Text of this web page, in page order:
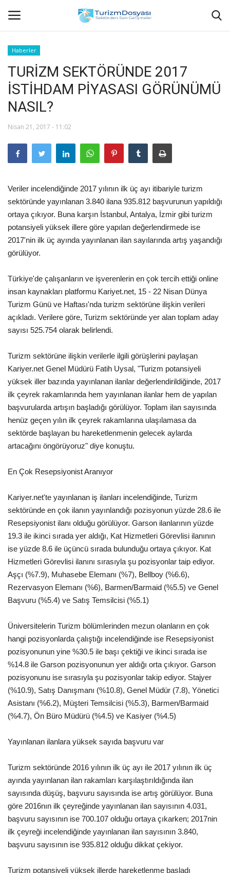
Anasayfa
Bize Ulaşın
Künye
Halil ÖNCÜ kimdir?
Haberler
Görüntülü
Araştırma - İnceleme
Lezzet Durakları
Röportajlar
Gezi - Yorum
Sizlerden Gelenler
Yorumlar
Video Tanıtım
Köşe Yazarları
Haberler
TURİZM SEKTÖRÜNDE 2017
İSTİHDAM PİYASASI GÖRÜNÜMÜ
NASIL?
Nisan 21, 2017 - 11:02
Veriler incelendiğinde 2017 yılının ilk üç ayı itibariyle turizm
sektöründe yayınlanan 3.840 ilana 935.812 başvurunun yapıldığı
ortaya çıkıyor. Buna karşın İstanbul, Antalya, İzmir gibi turizm
potansiyeli yüksek illere göre yapılan değerlendirmede ise
2017'nin ilk üç ayında yayınlanan ilan sayılarında artış yaşandığı
görülüyor.
Türkiye'de çalışanların ve işverenlerin en çok tercih ettiği online
insan kaynakları platformu Kariyet.net, 15 - 22 Nisan Dünya
Turizm Günü ve Haftası'nda turizm sektörüne ilişkin verileri
açıkladı. Verilere göre, Turizm sektöründe yer alan toplam aday
sayısı 525.754 olarak belirlendi.
Turizm sektörüne ilişkin verilerle ilgili görüşlerini paylaşan
Kariyer.net Genel Müdürü Fatih Uysal, "Turizm potansiyeli
yüksek iller bazında yayınlanan ilanlar değerlendirildiğinde, 2017
ilk çeyrek rakamlarında hem yayınlanan ilanlar hem de yapılan
başvurularda artışın başladığı görülüyor. Toplam ilan sayısında
henüz geçen yılın ilk çeyrek rakamlarına ulaşılamasa da
sektörde başlayan bu hareketlenmenin gelecek aylarda
artacağını öngörüyoruz" diye konuştu.
En Çok Resepsiyonist Aranıyor
Kariyer.net'te yayınlanan iş ilanları incelendiğinde, Turizm
sektöründe en çok ilanın yayınlandığı pozisyonun yüzde 28.6 ile
Resepsiyonist ilanı olduğu görülüyor. Garson ilanlarının yüzde
19.3 ile ikinci sırada yer aldığı, Kat Hizmetleri Görevlisi ilanının
ise yüzde 8.6 ile üçüncü sırada bulunduğu ortaya çıkıyor. Kat
Hizmetleri Görevlisi ilanını sırasıyla şu pozisyonlar taip ediyor.
Aşçı (%7.9), Muhasebe Elemanı (%7), Bellboy (%6.6),
Rezervasyon Elemanı (%6), Barmen/Barmaid (%5.5) ve Genel
Başvuru (%5.4) ve Satış Temsilcisi (%5.1)
Üniversitelerin Turizm bölümlerinden mezun olanların en çok
hangi pozisyonlarda çalıştığı incelendiğinde ise Resepsiyonist
pozisyonunun yine %30.5 ile başı çektiği ve ikinci sırada ise
%14.8 ile Garson pozisyonunun yer aldığı orta çıkıyor. Garson
pozisyonunu ise sırasıyla şu pozisyonlar takip ediyor. Stajyer
(%10.9), Satış Danışmanı (%10.8), Genel Müdür (7.8), Yönetici
Asistanı (%6.2), Müşteri Temsilcisi (%5.3), Barmen/Barmaid
(%4.7), Ön Büro Müdürü (%4.5) ve Kasiyer (%4.5)
Yayınlanan ilanlara yüksek sayıda başvuru var
Turizm sektöründe 2016 yılının ilk üç ayı ile 2017 yılının ilk üç
ayında yayınlanan ilan rakamları karşılaştırıldığında ilan
sayısında düşüş, başvuru sayısında ise artış görülüyor. Buna
göre 2016nın ilk çeyreğinde yayınlanan ilan sayısının 4.031,
başvuru sayısının ise 700.107 olduğu ortaya çıkarken; 2017nin
ilk çeyreği incelendiğinde yayınlanan ilan sayısının 3.840,
başvuru sayısının ise 935.812 olduğu dikkat çekiyor.
Turizm potansiyeli yüksek illerde hareketlenme başladı